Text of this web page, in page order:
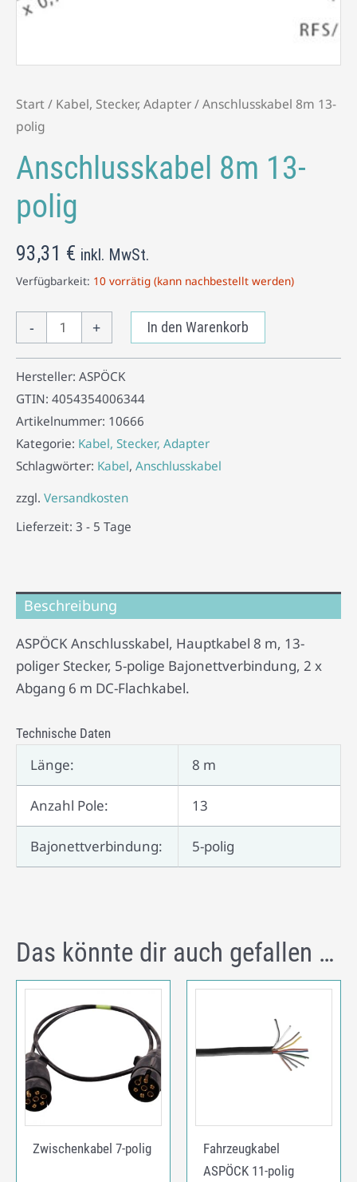
Start/ Kabel, Stecker, Adapter/ Anschlusskabel 8m 13-
polig
Anschlusskabel 8m 13-
polig
93,31 € inkl. MwSt.
Verfügbarkeit: 10 vorrätig (kann nachbestellt werden)
- + In den Warenkorb
Hersteller: ASPÖCK
GTIN: 4054354006344
Artikelnummer: 10666
Kategorie: Kabel, Stecker, Adapter
Schlagwörter: Kabel, Anschlusskabel
zzgl. Versandkosten
Lieferzeit: 3 - 5 Tage
Beschreibung
ASPÖCK Anschlusskabel, Hauptkabel 8 m, 13-
poliger Stecker, 5-polige Bajonettverbindung, 2 x
Abgang 6 m DC-Flachkabel.
Technische Daten
Länge: 8 m
Anzahl Pole: 13
Bajonettverbindung: 5-polig
Das könnte dir auch gefallen …
Zwischenkabel 7-polig
Fahrzeugkabel
ASPÖCK 11-polig